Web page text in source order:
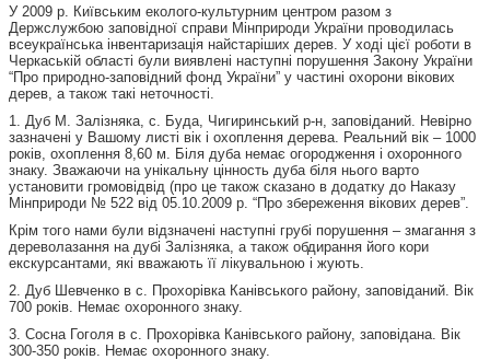
У 2009 р. Київським еколого-культурним центром разом з
Держслужбою заповідної справи Мінприроди України проводилась
всеукраїнська інвентаризація найстаріших дерев. У ході цієї роботи в
Черкаській області були виявлені наступні порушення Закону України
“Про природно-заповідний фонд України” у частині охорони вікових
дерев, а також такі неточності.
1. Дуб М. Залізняка, с. Буда, Чигиринський р-н, заповіданий. Невірно
зазначені у Вашому листі вік і охоплення дерева. Реальний вік – 1000
років, охоплення 8,60 м. Біля дуба немає огородження і охоронного
знаку. Зважаючи на унікальну цінность дуба біля нього варто
установити громовідвід (про це також сказано в додатку до Наказу
Мінприроди № 522 від 05.10.2009 р. “Про збереження вікових дерев”.
Крім того нами були відзначені наступні грубі порушення – змагання з
дереволазання на дубі Залізняка, а також обдирання його кори
екскурсантами, які вважають її лікувальною і жують.
2. Дуб Шевченко в с. Прохорівка Канівського району, заповіданий. Вік
700 років. Немає охоронного знаку.
3. Сосна Гоголя в с. Прохорівка Канівського району, заповідана. Вік
300-350 років. Немає охоронного знаку.